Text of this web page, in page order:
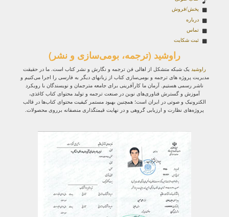
پخش/فروش
درباره
تماس
ثبت شکایت
راوشید (ترجمه، بومی‌سازی و نشر)
راوشید یک شبکه متشکل از اهالی فن ترجمه و نگارش و نشر کتاب است. ما در حقیقت
مدیریت پروژه‌ های ترجمه و بومی‌سازی کتاب از زبانهای دیگر به فارسی را اجرا می‌کنیم و
ناشر رسمی هستیم. آرمان ما کارآفرینی برای جامعه مترجمان و نویسندگان با رویکرد
آموزش و گسترش فناوری‌های نوین در صنعت ترجمه و تولید محتوای کتاب کاغذی،
الکترونیک و صوتی در ایران است؛ همچنین بهبود مستمر کیفیت محتوای کتاب‌ها در قالب
پروژه‌های نظارت و ارزیابی گروهی و در نهایت قیمتگذاری منصفانه برروی محصولات.